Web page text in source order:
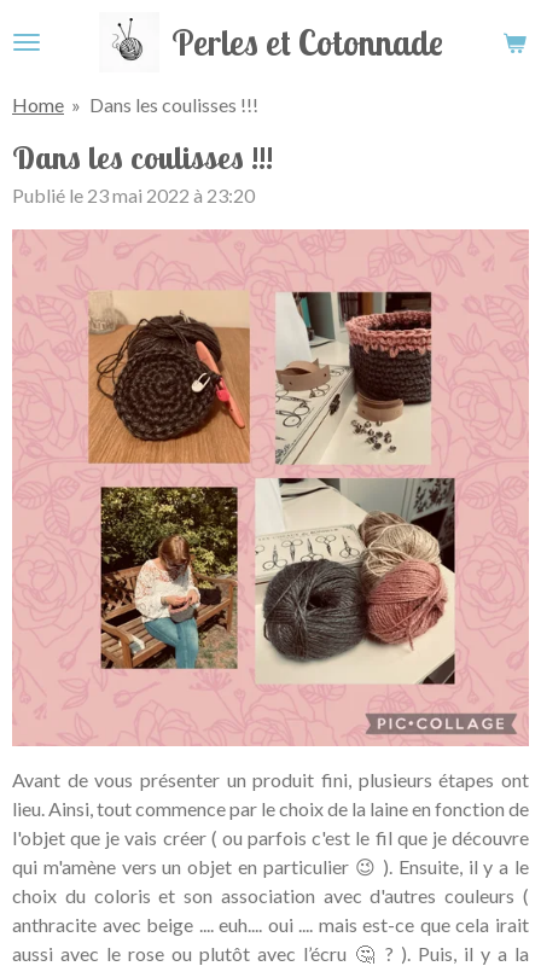
au
principal
Perles et Cotonnade
Home » Dans les coulisses !!!
Dans les coulisses !!!
Publié le 23 mai 2022 à 23:20
Avant de vous présenter un produit fini, plusieurs étapes ont
lieu. Ainsi, tout commence par le choix de la laine en fonction de
l'objet que je vais créer ( ou parfois c'est le fil que je découvre
qui m'amène vers un objet en particulier 😉 ). Ensuite, il y a le
choix du coloris et son association avec d'autres couleurs (
anthracite avec beige .... euh.... oui .... mais est-ce que cela irait
aussi avec le rose ou plutôt avec l’écru 🤔 ? ). Puis, il y a la